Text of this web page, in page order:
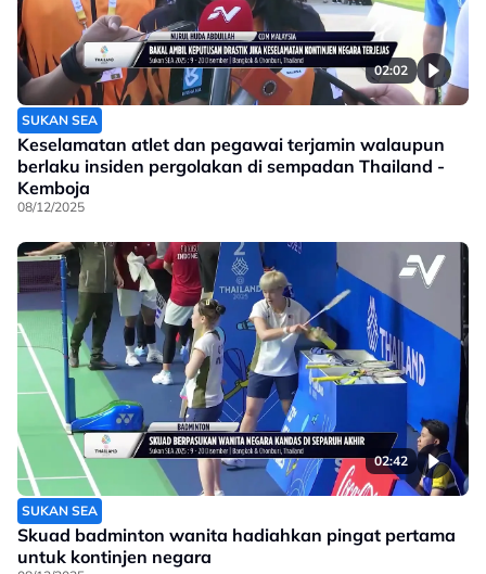
02:02
SUKAN SEA
Keselamatan atlet dan pegawai terjamin walaupun
berlaku insiden pergolakan di sempadan Thailand -
Kemboja
08/12/2025
02:42
SUKAN SEA
Skuad badminton wanita hadiahkan pingat pertama
untuk kontinjen negara